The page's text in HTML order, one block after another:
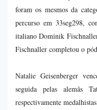
foram os mesmos da
percurso em 33seg298,
italiano Dominik
Fischnaller completou o
Natalie Geisenberger
seguida pelas alemãs
respectivamente